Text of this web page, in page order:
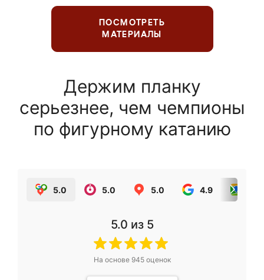
ПОСМОТРЕТЬ
МАТЕРИАЛЫ
Держим планку
серьезнее, чем чемпионы
по фигурному катанию
5.0 5.0 5.0 4.9
5.0 из 5
На основе 945оценок